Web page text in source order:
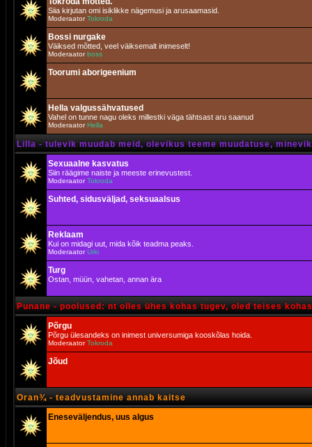
Siia kirjutan omi isiklikke nägemusi ja arusaamasid.
ModeraatorTokroda
Bossi nurgake
Väiksed mõtted, veel väiksemalt inimeselt!
Moderaatorboss
Toorumi aborigeenium
Hella valgussähvatused
Vahel on tunne nagu oleks millestki väga tähtsast aru saanud
Moderaator Hella
Lilla - tulevik muudab meid, olevikus teeme muudatuse,
Sexuaalne kasvatus
Siin räägime naiste ja meeste erinevustest.
ModeraatorTokroda
Suhted, sidusväljad, seksuaalsus
Reklaam
Kui on midagi uut, mida kõik teadma peaks.
ModeraatorUrki
Turg
Ostan, müün, vahetan, annan ära
Punane - poolused: nt olles ühes kohas tugev, oled teises
Põrgu
Põrgu ülesandeks on inimest universumiga kooskõlas hoida.
ModeraatorTokroda
Jõud
Oran¾ - teadvustamine annab kaitse
Eneseväljendus, uus algus